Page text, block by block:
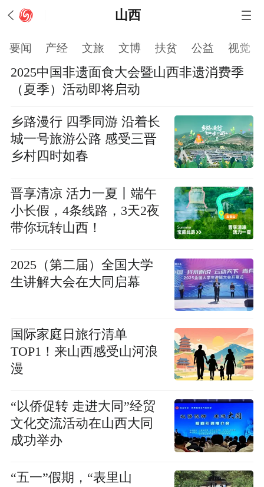
山西
要闻 产经 文旅 文博 扶贫 公益 视觉
2025中国非遗面食大会暨山西非遗消费季
（夏季）活动即将启动
乡路漫行 四季同游 沿着长
城一号旅游公路 感受三晋
乡村四时如春
晋享清凉 活力一夏丨端午
小长假，4条线路，3天2夜
带你玩转山西！
2025（第二届）全国大学
生讲解大会在大同启幕
国际家庭日旅行清单
TOP1！来山西感受山河浪
漫
“以侨促转 走进大同”经贸
文化交流活动在山西大同
成功举办
“五一”假期，“表里山